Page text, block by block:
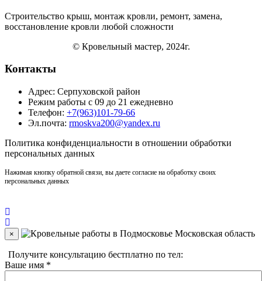
Строительство крыш, монтаж кровли, ремонт, замена,
восстановление кровли любой сложности
© Кровельный мастер, 2024г.
Контакты
Адрес: Серпуховской район
Режим работы с 09 до 21 ежедневно
Телефон: +7(963)101-79-66
Эл.почта: rmoskva200@yandex.ru
Политика конфиденциальности в отношении обработки
персональных данных
Нажимая кнопку обратной связи, вы даете согласие на обработку своих
персональных данных
×
Получите консультацию бестплатно по тел:
Ваше имя *